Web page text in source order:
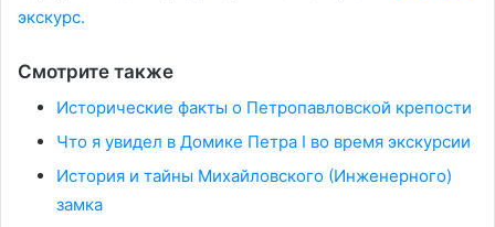
экскурс.
Смотрите также
Исторические факты о Петропавловской крепости
Что я увидел в Домике Петра I во время экскурсии
История и тайны Михайловского (Инженерного)
замка